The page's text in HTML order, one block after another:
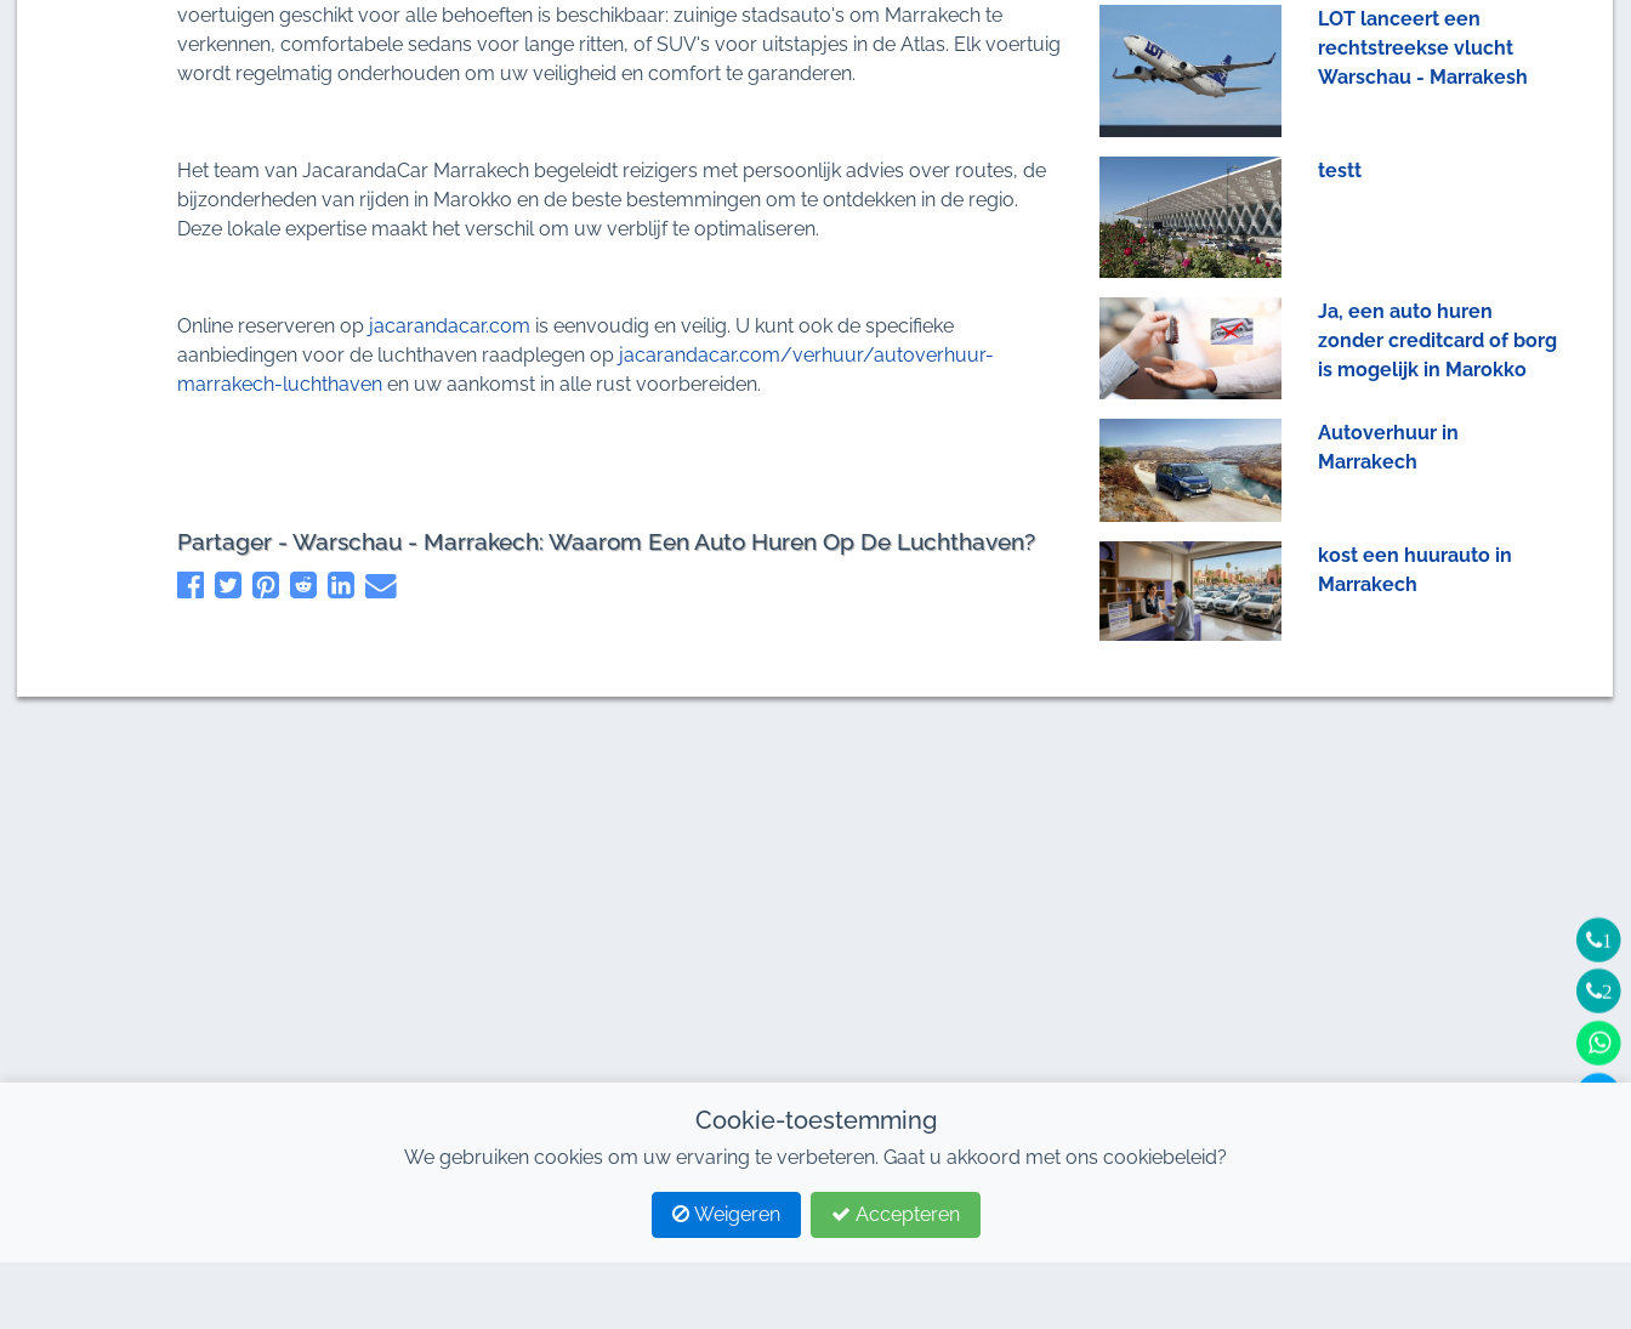
voertuigen geschikt voor alle behoeften is beschikbaar: zuinige stadsauto's om Marrakech te
verkennen, comfortabele sedans voor lange ritten, of SUV's voor uitstapjes in de Atlas. Elk voertuig
wordt regelmatig onderhouden om uw veiligheid en comfort te garanderen.
Het team van JacarandaCar Marrakech begeleidt reizigers met persoonlijk advies over routes, de
bijzonderheden van rijden in Marokko en de beste bestemmingen om te ontdekken in de regio.
Deze lokale expertise maakt het verschil om uw verblijf te optimaliseren.
Online reserveren op jacarandacar.com is eenvoudig en veilig. U kunt ook de specifieke
aanbiedingen voor de luchthaven raadplegen op jacarandacar.com/verhuur/autoverhuur-
marrakech-luchthavenen uw aankomst in alle rust voorbereiden.
Partager - Warschau - Marrakech: Waarom Een Auto Huren Op De Luchthaven?
LOT lanceert een
rechtstreekse vlucht
Warschau - Marrakesh
testt
Ja, een auto huren
zonder creditcard of borg
is mogelijk in Marokko
Autoverhuur in
Marrakech
kost een huurauto in
Marrakech
1
2
Cookie-toestemming
We gebruiken cookies om uw ervaring te verbeteren. Gaat u akkoord met ons cookiebeleid?
Weigeren Accepteren